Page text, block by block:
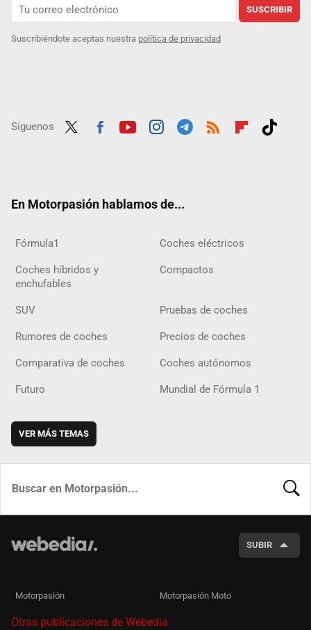
SUSCRIBIR
Suscribiéndote aceptas nuestra política de privacidad
Síguenos
En Motorpasión hablamos de...
Fórmula1 Coches eléctricos
Coches híbridos y
enchufables
Compactos
SUV Pruebas de coches
Rumores de coches Precios de coches
Comparativa de coches Coches autónomos
Futuro Mundial de Fórmula 1
VER MÁS TEMAS
SUBIR
Motorpasión Motorpasión Moto
Otras publicaciones de Webedia